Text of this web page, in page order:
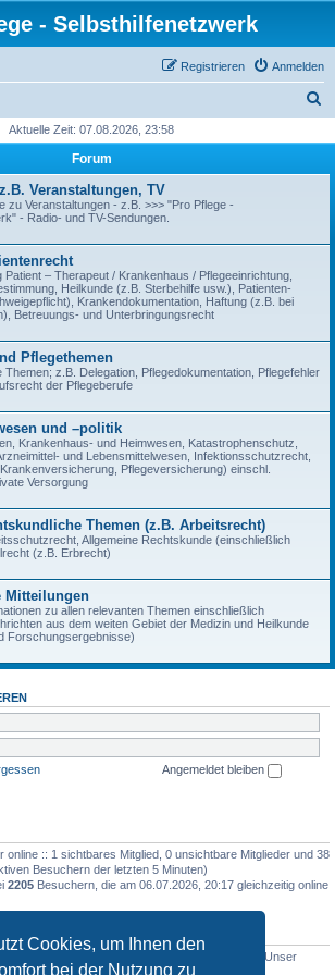
Cookies, um Ihnen den
bei der Nutzung zu
- Selbsthilfenetzwerk
Anmelden
Registrieren
h
Aktuelle Zeit: 07.08.2026, 23:58
Forum
Veranstaltungen, TV
zu Veranstaltungen - z.B. >>> "Pro Pflege -
- Radio- und TV-Sendungen.
Patient – Therapeut / Krankenhaus / Pflegeeinrichtung,
Heilkunde (z.B. Sterbehilfe usw.), Patienten-
Krankendokumentation, Haftung (z.B. bei
Betreuungs- und Unterbringungsrecht
Pflegethemen
Themen; z.B. Delegation, Pflegedokumentation, Pflegefehler
der Pflegeberufe
und –politik
Krankenhaus- und Heimwesen, Katastrophenschutz,
und Lebensmittelwesen, Infektionsschutzrecht,
Pflegeversicherung) einschl.
Versorgung
Themen (z.B. Arbeitsrecht)
Allgemeine Rechtskunde (einschließlich
(z.B. Erbrecht)
Mitteilungen
zu allen relevanten Themen einschließlich
aus dem weiten Gebiet der Medizin und Heilkunde
Forschungsergebnisse)
Angemeldet bleiben
online :: 1 sichtbares Mitglied, 0 unsichtbare Mitglieder und 38
Besuchern der letzten 5 Minuten)
2205 Besuchern, die am 06.07.2026, 20:17 gleichzeitig online
insgesamt
• Unser